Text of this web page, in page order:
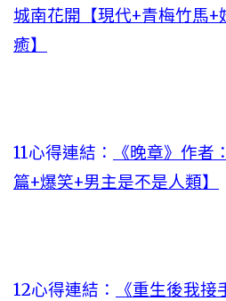
城南花開【現代+青梅竹馬+
癒】
11心得連結：
《晚章》作者
篇+爆笑+男主是不是人類】
12心得連結：
《重生後我